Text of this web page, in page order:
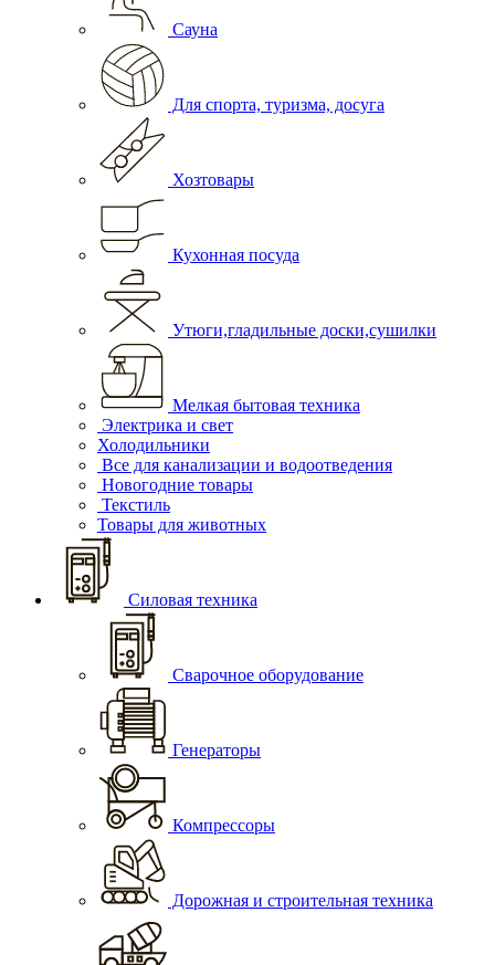
Сауна
Для спорта, туризма, досуга
Хозтовары
Кухонная посуда
Утюги,гладильные доски,сушилки
Мелкая бытовая техника
Электрика и свет
Холодильники
Все для канализации и водоотведения
Новогодние товары
Текстиль
Товары для животных
Силовая техника
Сварочное оборудование
Генераторы
Компрессоры
Дорожная и строительная техника